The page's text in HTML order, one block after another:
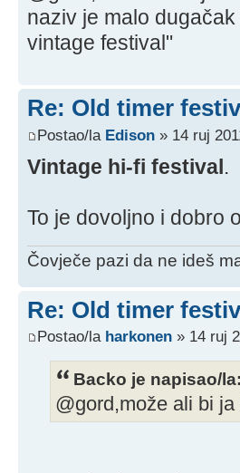
naziv je malo
vintage festival"
Re: Old timer
Postao/la Edison » 14 ruj
Vintage hi-fi festival.
To je dovoljno i dobro
Čovječe pazi da ne ideš
Re: Old timer
Postao/la harkonen » 14 ruj
Backo je napisao/la:
@gord,može ali bi